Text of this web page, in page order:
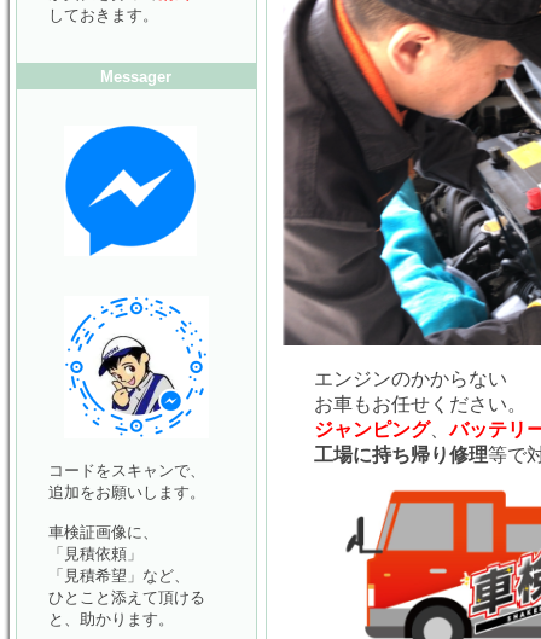
エンジンのかからない
お車もお任せください。
ジャンピング、バッテリ
工場に持ち帰り修理等で
しておきます。
Messager
コードをスキャンで、
追加をお願いします。
車検証画像に、
「見積依頼」
「見積希望」など、
ひとこと添えて頂ける
と、助かります。